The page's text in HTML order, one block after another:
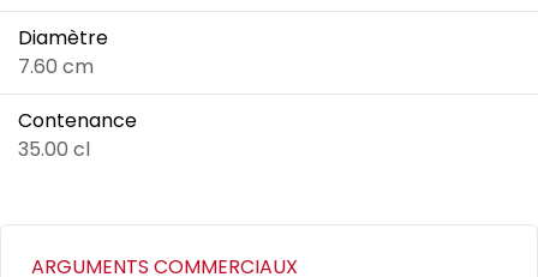
Diamètre
7.60 cm
Contenance
35.00 cl
ARGUMENTS COMMERCIAUX